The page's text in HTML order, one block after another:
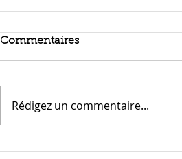
Commentaires
Rédigez un commentaire...